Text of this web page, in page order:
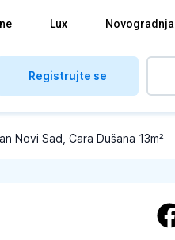
Lux Novogradnja
Registrujte se
Novi Sad, Cara Dušana 13m²